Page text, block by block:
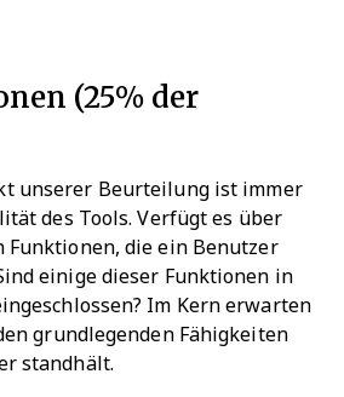
(25% der
unserer Beurteilung ist immer
des Tools. Verfügt es über
Funktionen, die ein Benutzer
einige dieser Funktionen in
Im Kern erwarten
grundlegenden Fähigkeiten
standhält.